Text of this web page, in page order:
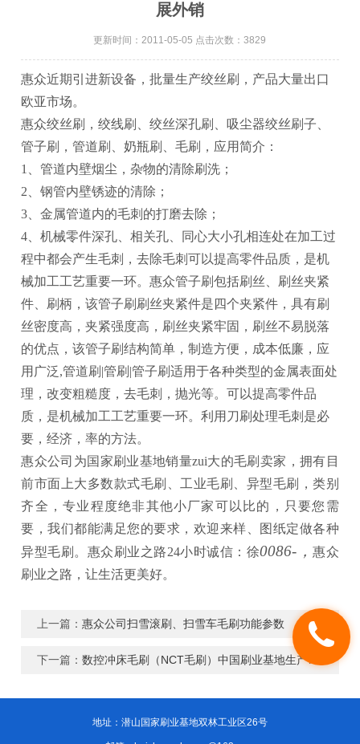
展外销
更新时间：2011-05-05 点击次数：3829
惠众近期引进新设备，批量生产绞丝刷，产品大量出口
欧亚市场。
惠众绞丝刷，绞线刷、绞丝深孔刷
、吸尘器绞丝刷子、
管子刷，管道刷、奶瓶刷、毛刷，应用简介：
1、管道内壁烟尘，杂物的清除刷洗；
2、钢管内壁锈迹的清除；
3 、金属管道内的毛刺的打磨去除；
4 、机械零件深孔、相关孔、同心大小孔相连处在加工过
程中都会产生毛刺，去除毛刺可以提高零件品质，是机
械加工工艺重要一环。惠众管子刷包括刷丝、刷丝夹紧
件、刷柄，该管子刷刷丝夹紧件是四个夹紧件，具有刷
丝密度高，夹紧强度高，刷丝夹紧牢固，刷丝不易脱落
的优点，该管子刷结构简单，制造方便，成本低廉，应
用广泛,管道刷|管刷|管子刷适用于各种类型的金属表面处
理，改变粗糙度，去毛刺，抛光等。可以提高零件品
质，是机械加工工艺重要一环。利用刀刷处理毛刺是必
要，经济，率的方法。
惠众公司为国家刷业基地销量zui大的毛刷 卖家，拥有目
前市面上大多数款式毛刷、工业毛刷、异型毛刷
，类别
齐全，专业程度绝非其他小厂家可以比的，
只要您需
要，我们都能满足您的要求，欢迎来样、图纸定做各种
异型毛刷。惠众刷业之路24小时诚信：徐0086- ，惠众
刷业之路，让生活更美好。
上一篇：惠众公司扫雪滚刷、扫雪车毛刷功能参数
下一篇：数控冲床毛刷（NCT毛刷）中国刷业基地生产商-安徽惠众刷业科技有限公司
地址：潜山国家刷业基地双林工业区26号